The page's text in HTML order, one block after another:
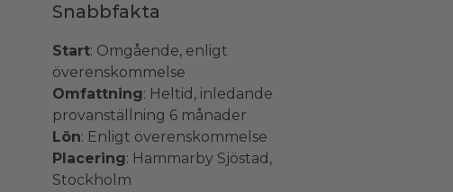
Snabbfakta
Start: Omgående, enligt
överenskommelse
Omfattning: Heltid, inledande
provanställning 6 månader
Lön: Enligt överenskommelse
Placering: Hammarby Sjöstad,
Stockholm